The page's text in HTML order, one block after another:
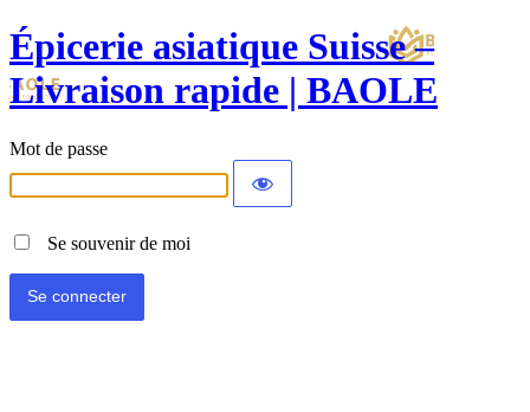
Épicerie asiatique Suisse –
Livraison rapide | BAOLE
Mot de passe
Se souvenir de moi